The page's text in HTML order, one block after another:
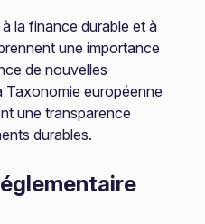
la finance durable et à
une importance
de nouvelles
Taxonomie européenne
une transparence
durables.